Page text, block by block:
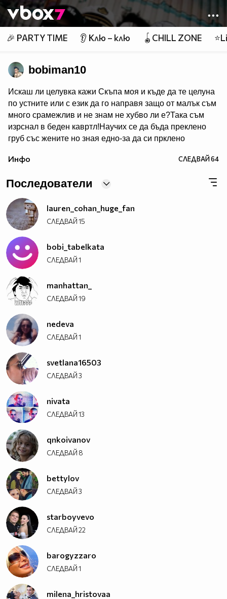
Member of
👾
🎉 PARTY TIME 👂 Клю – клю 🪀CHILL ZONE
bobiman10
Искаш ли целувка кажи Скъпа моя и къде да те целуна
по устните или с език да го направя защо от малък съм
много срaмeжлив и не знам не хубво ли e?Така съм
изрснал в беден кавртл!Научих се да бъда преклено
груб със жените но зная едно-за да си прклено
Боби_Табелката по прякор bobiman10 ;)
Инфо СЛЕДВАЙ64
Последователи
lauren_cohan_huge_fan
СЛЕДВАЙ15
bobi_tabelkata
СЛЕДВАЙ1
manhattan_
СЛЕДВАЙ19
nedeva
СЛЕДВАЙ1
svetlana16503
СЛЕДВАЙ3
nivata
СЛЕДВАЙ13
qnkoivanov
СЛЕДВАЙ 8
bettylov
СЛЕДВАЙ3
starboyvevo
СЛЕДВАЙ22
barogyzzaro
СЛЕДВАЙ1
milena_hristovaa